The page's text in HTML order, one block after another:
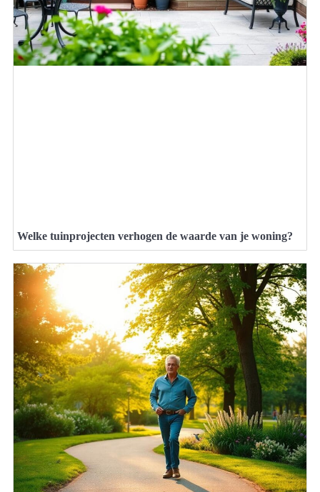
Welke tuinprojecten verhogen de waarde van je woning?